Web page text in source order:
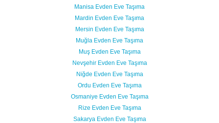
Manisa Evden Eve Taşıma
Mardin Evden Eve Taşıma
Mersin Evden Eve Taşıma
Muğla Evden Eve Taşıma
Muş Evden Eve Taşıma
Nevşehir Evden Eve Taşıma
Niğde Evden Eve Taşıma
Ordu Evden Eve Taşıma
Osmaniye Evden Eve Taşıma
Rize Evden Eve Taşıma
Sakarya Evden Eve Taşıma